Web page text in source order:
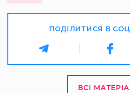
ПОДІЛИТИСЯ В
ВСІ